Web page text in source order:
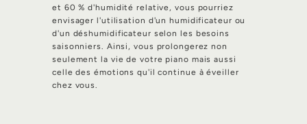
et 60 % d'humidité relative, vous pourriez
envisager l'utilisation d'un humidificateur ou
d'un déshumidificateur selon les besoins
saisonniers. Ainsi, vous prolongerez non
seulement la vie de votre piano mais aussi
celle des émotions qu'il continue à éveiller
chez vous.